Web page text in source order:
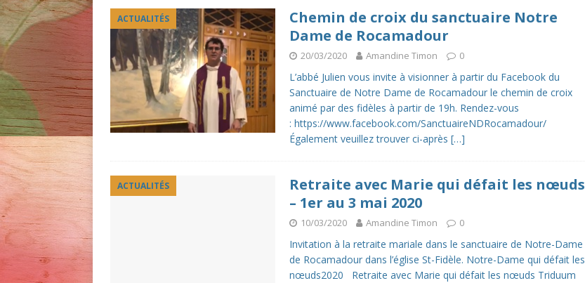
ACTUALITÉS
Chemin de croix du sanctuaire Notre
Dame de Rocamadour
20/03/2020 Amandine Timon 0
L’abbé Julien vous invite à visionner à partir du Facebook du
Sanctuaire de Notre Dame de Rocamadour le chemin de croix
animé par des fidèles à partir de 19h. Rendez-vous
: https://www.facebook.com/SanctuaireNDRocamadour/
Également veuillez trouver ci-après […]
ACTUALITÉS
Retraite avec Marie qui défait les nœuds
– 1er au 3 mai 2020
10/03/2020 Amandine Timon 0
Invitation à la retraite mariale dans le sanctuaire de Notre-Dame
de Rocamadour dans l’église St-Fidèle. Notre-Dame qui défait les
nœuds2020 Retraite avec Marie qui défait les nœuds Triduum